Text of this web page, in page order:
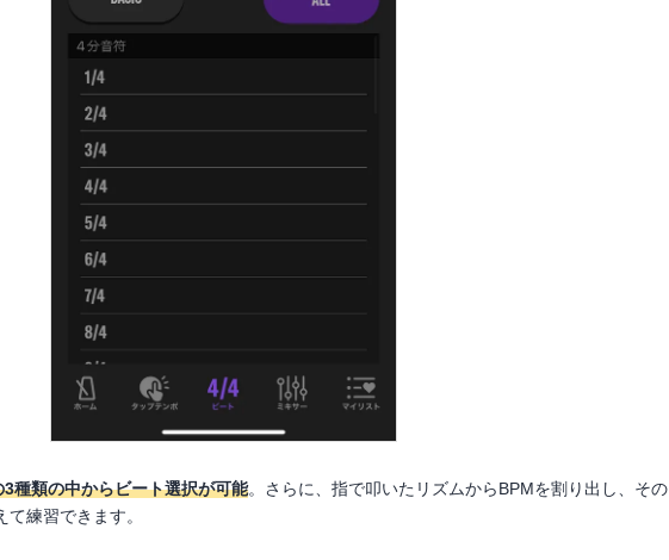
種類の中からビート選択が可能。さらに、指で叩いたリズムからBPMを割り出し、その
練習できます。